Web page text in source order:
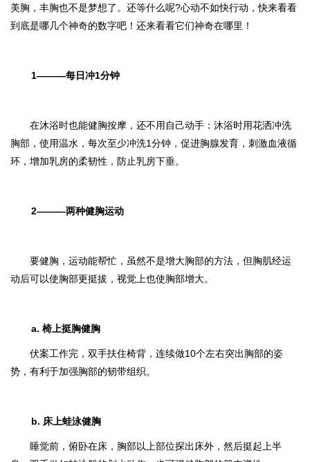
美胸，丰胸也不是梦想了。还等什么呢?心动不如快行动，快来看看
到底是哪几个神奇的数字吧！还来看看它们神奇在哪里！
1———每日冲1分钟
在沐浴时也能健胸按摩，还不用自己动手：沐浴时用花洒冲洗
胸部，使用温水，每次至少冲洗1分钟，促进胸腺发育，刺激血液循
环，增加乳房的柔韧性，防止乳房下垂。
2———两种健胸运动
要健胸，运动能帮忙，虽然不是增大胸部的方法，但胸肌经运
动后可以使胸部更挺拔，视觉上也使胸部增大。
a. 椅上挺胸健胸
伏案工作完，双手扶住椅背，连续做10个左右突出胸部的姿
势，有利于加强胸部的韧带组织。
b. 床上蛙泳健胸
睡觉前，俯卧在床，胸部以上部位探出床外，然后挺起上半